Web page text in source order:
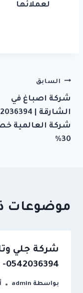
لعملائها
تصفّح
المقالات
السابق
شركة اصباغ في
شركة العالمية
30%
موضوعات
شركة جلي
0542036394- خصم 30%
بواسطة admin